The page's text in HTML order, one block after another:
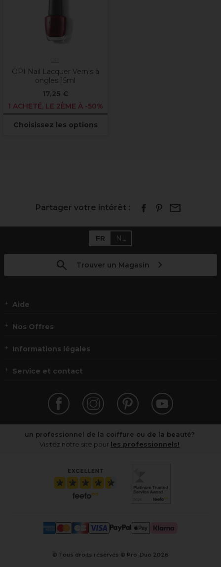
OPI Nail Lacquer Vernis à
ongles 15ml
17,25 €
1 ACHETÉ, LE 2ÈME À -50%
Choisissez les options
Partager votre intérêt :
FR NL
Trouver un Magasin
Aide
Nos Offres
Informations légales
Service et contact
un professionnel de la coiffure ou de la beauté?
Visitez notre site pour les professionnels!
© Tous droits réservés © Pro-Duo 2026